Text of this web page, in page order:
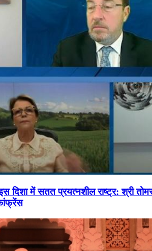
दिशा में सतत प्रयत्नशील राष्ट्र: श्री